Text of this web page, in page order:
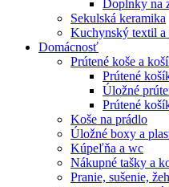
Doplnky na
Sekulská keramika
Kuchynský textil a
Domácnosť
Prútené koše a
Prútené
Úložné
Prútené
Koše na prádlo
Úložné boxy a
Kúpeľňa a wc
Nákupné tašky a
Pranie, sušenie,